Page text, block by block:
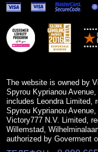
13754 ₽
Panamer***
Pacific Attack
The website is owned by
Spyrou Kyprianou
includes Leondra Limited,
Spyrou Kyprianou
Victory777 N.V. Limited,
Willemstad,
authorized by Goverment